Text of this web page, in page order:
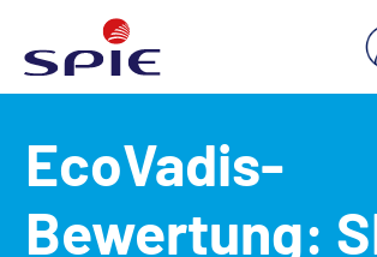
EcoVadis-
Bewertung: